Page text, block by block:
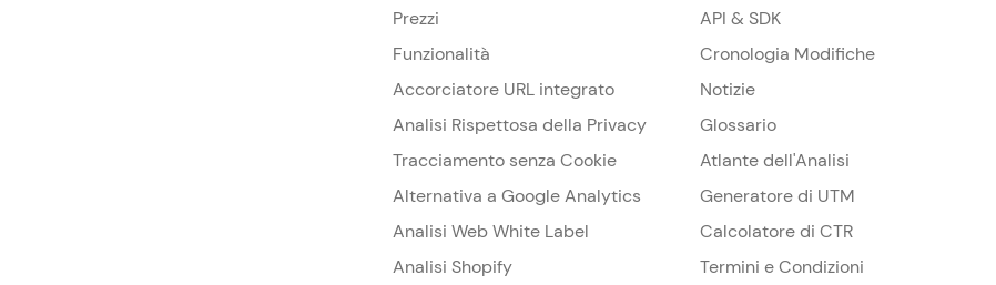
Prezzi
Funzionalità
Accorciatore URL integrato
Analisi Rispettosa della Privacy
Tracciamento senza Cookie
Alternativa a Google Analytics
Analisi Web White Label
Analisi Shopify
API & SDK
Cronologia Modifiche
Notizie
Glossario
Atlante dell'Analisi
Generatore di UTM
Calcolatore di CTR
Termini e Condizioni